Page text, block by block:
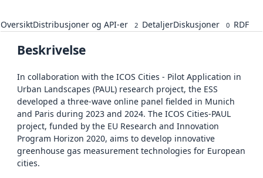
OversiktDistribusjoner og API-er 2 DetaljerDiskusjoner 0 RDF
Beskrivelse
In collaboration with the ICOS Cities - Pilot Application in
Urban Landscapes (PAUL) research project, the ESS
developed a three-wave online panel fielded in Munich
and Paris during 2023 and 2024. The ICOS Cities-PAUL
project, funded by the EU Research and Innovation
Program Horizon 2020, aims to develop innovative
greenhouse gas measurement technologies for European
cities.